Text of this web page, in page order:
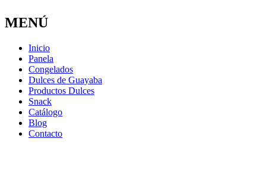
MENÚ
Inicio
Panela
Congelados
Dulces de Guayaba
Productos Dulces
Snack
Catálogo
Blog
Contacto